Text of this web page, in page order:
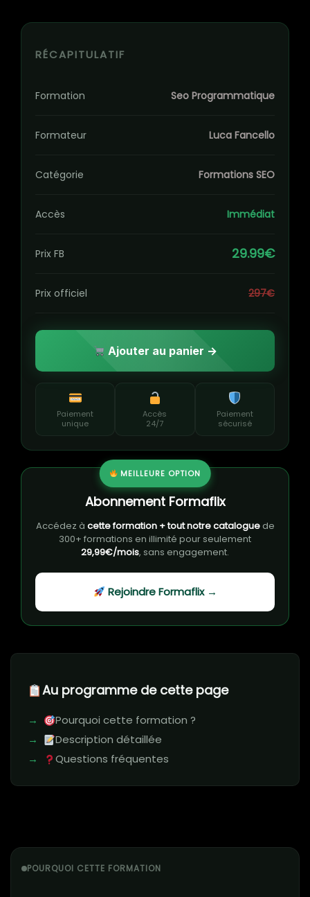
Au programme de cette page
Pourquoi cette formation ?
Description détaillée
Questions fréquentes
POURQUOI CETTE FORMATION
RÉCAPITULATIF
Formation Seo Programmatique
Formateur Luca Fancello
Catégorie Formations SEO
Accès Immédiat
Prix FB 29.99€
Prix officiel 297€
Ajouter au panier →
Paiement
unique
Accès
24/7
Paiement
sécurisé
MEILLEURE OPTION
Abonnement Formaflix
Accédez à cette formation + tout notre cataloguede
300+ formations en illimité pour seulement
29,99€/mois, sans engagement.
Rejoindre Formaflix →